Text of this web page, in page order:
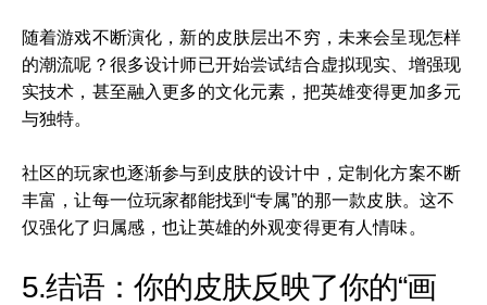
随着游戏不断演化，新的皮肤层出不穷，未来会呈现怎样
的潮流呢？很多设计师已开始尝试结合虚拟现实、增强现
实技术，甚至融入更多的文化元素，把英雄变得更加多元
与独特。
社区的玩家也逐渐参与到皮肤的设计中，定制化方案不断
丰富，让每一位玩家都能找到“专属”的那一款皮肤。这不
仅强化了归属感，也让英雄的外观变得更有人情味。
5.结语：你的皮肤反映了你的“画